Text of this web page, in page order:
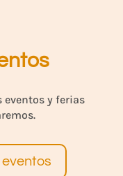
y ferias
eventos